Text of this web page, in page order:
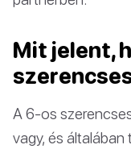
Mit jelent,
A 6-os
vagy, és